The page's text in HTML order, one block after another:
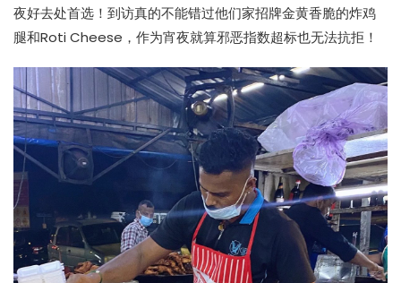
夜好去处首选！到访真的不能错过他们家招牌金黄香脆的炸鸡
腿和Roti Cheese，作为宵夜就算邪恶指数超标也无法抗拒！